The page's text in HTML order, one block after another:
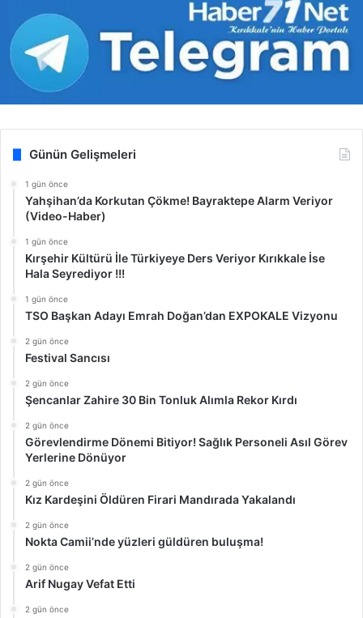
Günün Gelişmeleri
1 gün önce
Yahşihan’da Korkutan Çökme! Bayraktepe Alarm Veriyor
(Video-Haber)
1 gün önce
Kırşehir Kültürü İle Türkiyeye Ders Veriyor Kırıkkale İse
Hala Seyrediyor !!!
1 gün önce
TSO Başkan Adayı Emrah Doğan’dan EXPOKALE Vizyonu
2 gün önce
Festival Sancısı
2 gün önce
Şencanlar Zahire 30 Bin Tonluk Alımla Rekor Kırdı
2 gün önce
Görevlendirme Dönemi Bitiyor! Sağlık Personeli Asıl Görev
Yerlerine Dönüyor
2 gün önce
Kız Kardeşini Öldüren Firari Mandırada Yakalandı
2 gün önce
Nokta Camii’nde yüzleri güldüren buluşma!
2 gün önce
Arif Nugay Vefat Etti
2 gün önce